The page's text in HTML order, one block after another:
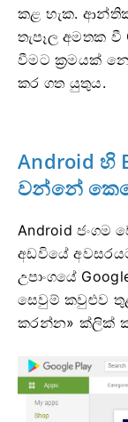
කළ හැක.
තැපෑල අමතක වී
වීමට ක්‍රමයක්
කර ගත යුතුය.
Android හි
වන්නේ
Android ජංගම
අඩවියේ
උපාංගයේ
සෙවුම් කවුළුව
කරන්න» ක්ලික්